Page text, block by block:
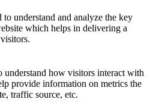
to understand and analyze the key
which helps in delivering a
understand how visitors interact with
provide information on metrics the
traffic source, etc.